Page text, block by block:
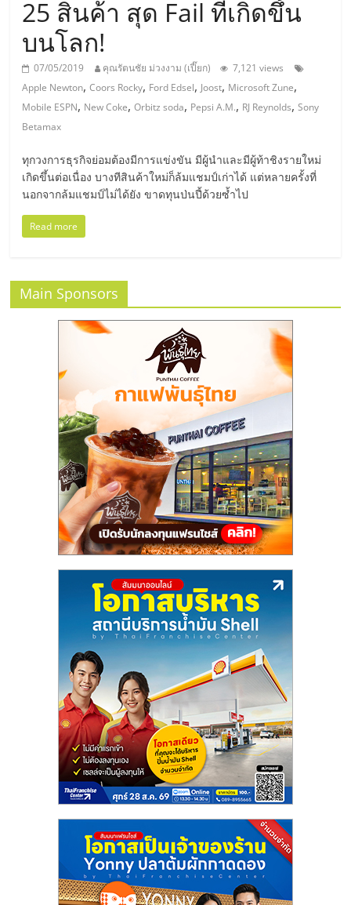
เอ
ส
เอ็
มอี
ไทย,
SMEs,
แฟ
ไชส์,
ปรึกษา
แฟ
ไชส์,
รวม
แฟ
ไชส์
ขาย
25 สินค้า สุด Fail ที่เกิดขึ้น
บนโลก!
07/05/2019 คุณรัตนชัย ม่วงงาม (เปี๊ยก)
7,121 views
Apple Newton,Coors Rocky, Ford Edsel, Joost, Microsoft Zune,
Mobile ESPN, New Coke,Orbitz soda, Pepsi A.M., RJ Reynolds,Sony
Betamax
ทุกวงการธุรกิจย่อมต้องมีการแข่งขัน มีผู้นำและมีผู้ท้าชิงรายใหม่
เกิดขึ้นต่อเนื่อง บางทีสินค้าใหม่ก็ล้มแชมป์เก่าได้ แต่หลายครั้งที่
นอกจากล้มแชมป์ไม่ได้ยัง ขาดทุนป่นปี้ด้วยซ้ำไป
Read more
Main Sponsors